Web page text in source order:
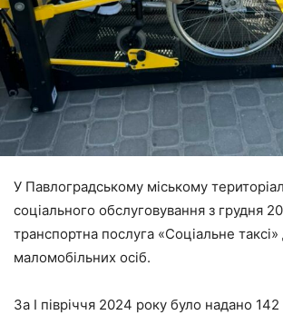
У Павлоградському міському
соціального обслуговування з грудня
транспортна послуга «Соціальне таксі»
маломобільних осіб.
За I півріччя 2024 року було надано